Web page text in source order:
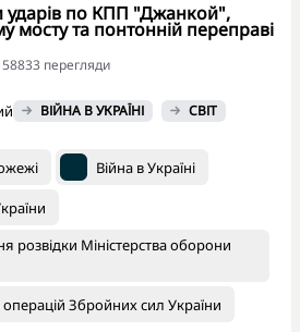
ударів по КПП "Джанкой",
мосту та понтонній переправі
перегляди
ВІЙНА В УКРАЇНІ СВІТ
Війна в Україні
розвідки Міністерства оборони
Збройних сил України